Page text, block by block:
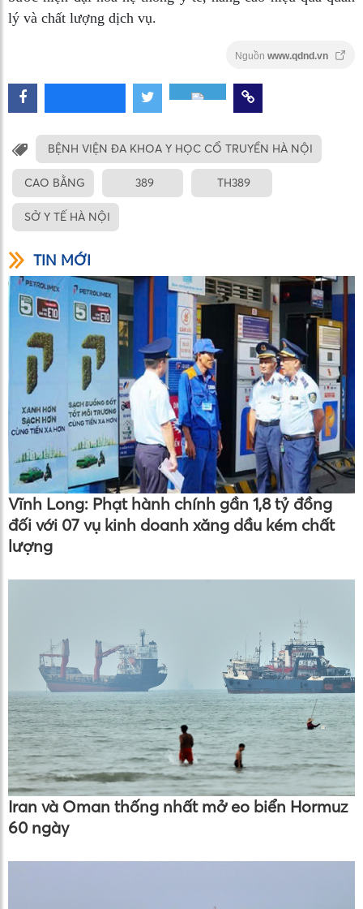
lý và chất lượng dịch vụ.
Nguồn www.qdnd.vn
BỆNH VIỆN ĐA KHOA Y HỌC CỔ TRUYỀN HÀ NỘI
CAO BẰNG 389 TH389
SỞ Y TẾ HÀ NỘI
TIN MỚI
Vĩnh Long: Phạt hành chính gần 1,8 tỷ đồng
đối với 07 vụ kinh doanh xăng dầu kém chất
lượng
Iran và Oman thống nhất mở eo biển Hormuz
60 ngày